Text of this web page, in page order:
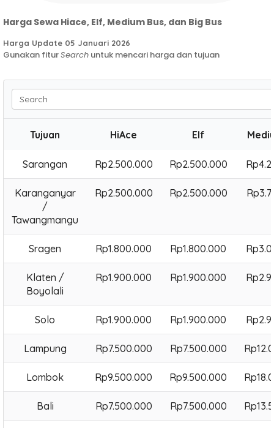
Harga Sewa Hiace, Elf, Medium Bus, dan Big Bus
Harga Update 05 Januari 2026
Gunakan fiturSearch untuk mencari harga dan tujuan
Search
Tujuan HiAce Elf
Sarangan Rp2.500.000 Rp2.500.000
Karanganyar
/
Tawangmangu
Rp2.500.000 Rp2.500.000
Sragen Rp1.800.000 Rp1.800.000
Klaten /
Boyolali
Rp1.900.000 Rp1.900.000
Solo Rp1.900.000 Rp1.900.000
Lampung Rp7.500.000 Rp7.500.000
Lombok Rp9.500.000 Rp9.500.000
Bali Rp7.500.000 Rp7.500.000